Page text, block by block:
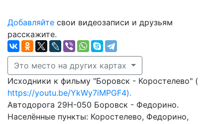
Добавляйте свои видеозаписи и друзьям
расскажите.
Это место на других картах
Исходники к фильму "Боровск - Коростелево" (
https://youtu.be/YkWy7iMPGF4).
Автодорога 29Н-050 Боровск - Федорино.
Населённые пункты: Коростелево, Федорино,